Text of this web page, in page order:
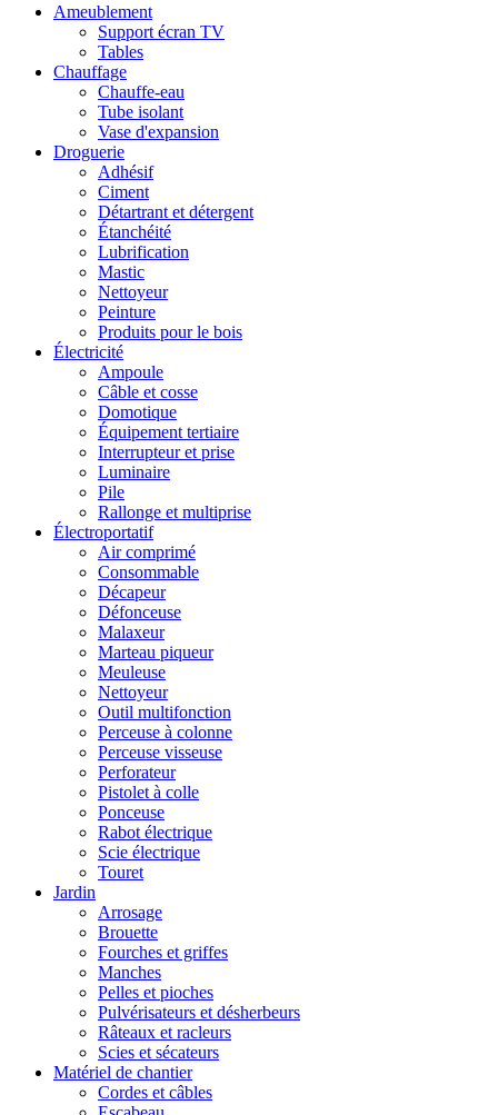
Ameublement
Support écran TV
Tables
Chauffage
Chauffe-eau
Tube isolant
Vase d'expansion
Droguerie
Adhésif
Ciment
Détartrant et détergent
Étanchéité
Lubrification
Mastic
Nettoyeur
Peinture
Produits pour le bois
Électricité
Ampoule
Câble et cosse
Domotique
Équipement tertiaire
Interrupteur et prise
Luminaire
Pile
Rallonge et multiprise
Électroportatif
Air comprimé
Consommable
Décapeur
Défonceuse
Malaxeur
Marteau piqueur
Meuleuse
Nettoyeur
Outil multifonction
Perceuse à colonne
Perceuse visseuse
Perforateur
Pistolet à colle
Ponceuse
Rabot électrique
Scie électrique
Touret
Jardin
Arrosage
Brouette
Fourches et griffes
Manches
Pelles et pioches
Pulvérisateurs et désherbeurs
Râteaux et racleurs
Scies et sécateurs
Matériel de chantier
Cordes et câbles